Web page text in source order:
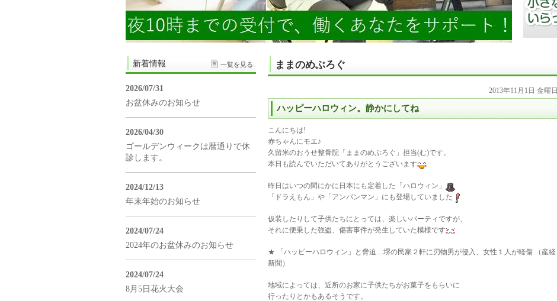
ままのめぶろぐ
2013年11月1日 金曜日
ハッピーハロウィン。静かにしてね
こんにちは!
赤ちゃんにモエ♪
久留米のおうせ整骨院「ままのめぶろぐ」担当(む)です。
本日も読んでいただいてありがとうございます
昨日はいつの間にかに日本にも定着した「ハロウィン」
「ドラえもん」や「アンパンマン」にも登場していました
仮装したりして子供たちにとっては、楽しいパーティですが、
それに便乗した強盗、傷害事件が発生していた模様です
★ 「ハッピーハロウィン」と脅迫…堺の民家２軒に刃物男が侵入、女性１人が軽傷 （産経
新聞）
地域によっては、近所のお家に子供たちがお菓子をもらいに
行ったりとかもあるそうです。
新着情報 一覧を見る
2026/07/31
お盆休みのお知らせ
2026/04/30
ゴールデンウィークは暦通りで休
診します。
2024/12/13
年末年始のお知らせ
2024/07/24
2024年のお盆休みのお知らせ
2024/07/24
8月5日花火大会